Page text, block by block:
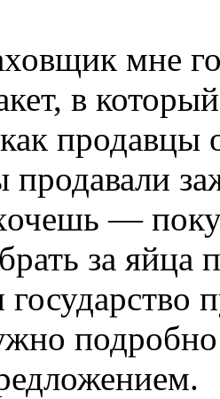
мне
в
продавцы
—
за яйца
государство
подробно